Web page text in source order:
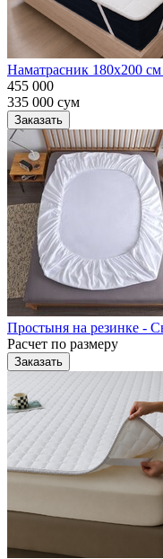
Наматрасник 180х200
455 000
335 000 сум
Заказать
Простыня на резинке -
Расчет по размеру
Заказать